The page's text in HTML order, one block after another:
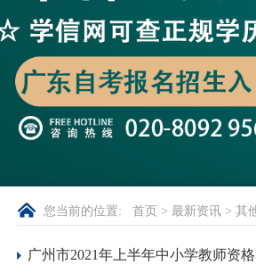
您当前的位置: 首页 > 最新资讯 > 其
广州市2021年上半年中小学教师资